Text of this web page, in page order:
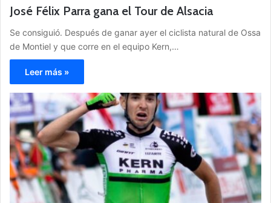
José Félix Parra gana el Tour de Alsacia
Se consiguió. Después de ganar ayer el ciclista natural de Ossa
de Montiel y que corre en el equipo Kern,…
Leer más »